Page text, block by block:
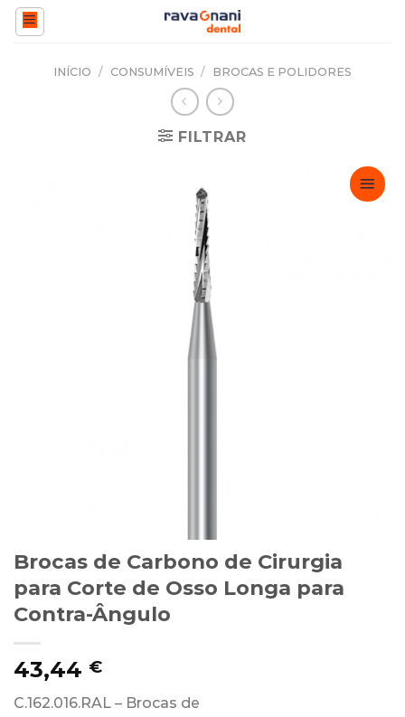
Skip
INÍCIO / CONSUMÍVEIS / BROCAS E POLIDORES
FILTRAR
Brocas de Carbono de Cirurgia
para Corte de Osso Longa para
Contra-Ângulo
43,44 €
C.162.016.RAL – Brocas de